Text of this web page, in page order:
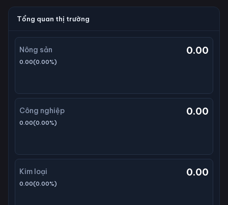
Tổng quan thị trường
Nông sản 0.00
0.00(0.00%)
Công nghiệp 0.00
0.00(0.00%)
Kim loại 0.00
0.00(0.00%)